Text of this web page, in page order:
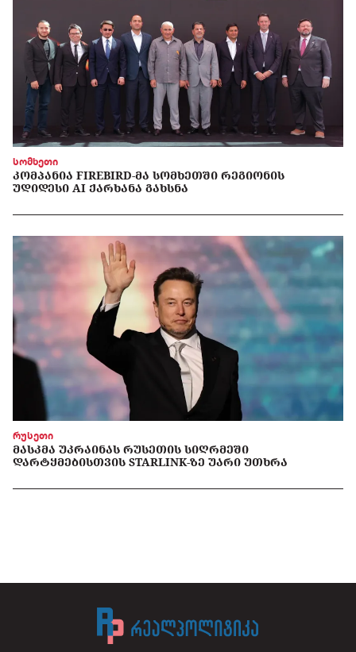
სომხეთი
ᲙᲝᲛᲞᲐᲜᲘᲐ FIREBIRD-ᲛᲐ ᲡᲝᲛᲮᲔᲗᲨᲘ ᲠᲔᲒᲘᲝᲜᲘᲡ
ᲣᲓᲘᲓᲔᲡᲘ AI ᲥᲐᲠᲮᲐᲜᲐ ᲒᲐᲮᲡᲜᲐ
რუსეთი
ᲛᲐᲡᲙᲛᲐ ᲣᲙᲠᲐᲘᲜᲐᲡ ᲠᲣᲡᲔᲗᲘᲡ ᲡᲘᲦᲠᲛᲔᲨᲘ
ᲓᲐᲠᲢᲧᲛᲔᲑᲘᲡᲗᲕᲘᲡ STARLINK-ᲖᲔ ᲣᲐᲠᲘ ᲣᲗᲮᲠᲐ